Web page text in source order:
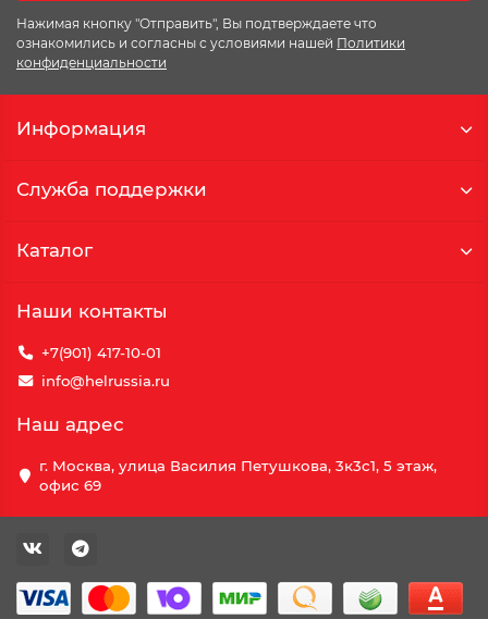
Нажимая кнопку "Отправить", Вы подтверждаете что
ознакомились и согласны с условиями нашей Политики
конфиденциальности
Информация
Служба поддержки
Каталог
Наши контакты
+7(901) 417-10-01
info@helrussia.ru
Наш адрес
г. Москва, улица Василия Петушкова, 3к3c1, 5 этаж,
офис 69